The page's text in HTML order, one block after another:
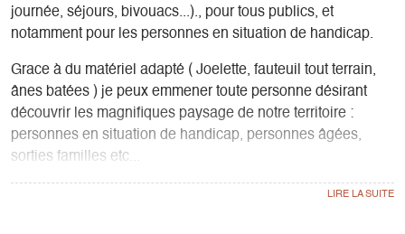
journée, séjours, bivouacs...)., pour tous publics, et
notamment pour les personnes en situation de handicap.
Grace à du matériel adapté ( Joelette, fauteuil tout terrain,
ânes batées ) je peux emmener toute personne désirant
découvrir les magnifiques paysage de notre territoire :
personnes en situation de handicap, personnes âgées,
sorties familles etc...
J'accompagne également les personnes souhaitant se